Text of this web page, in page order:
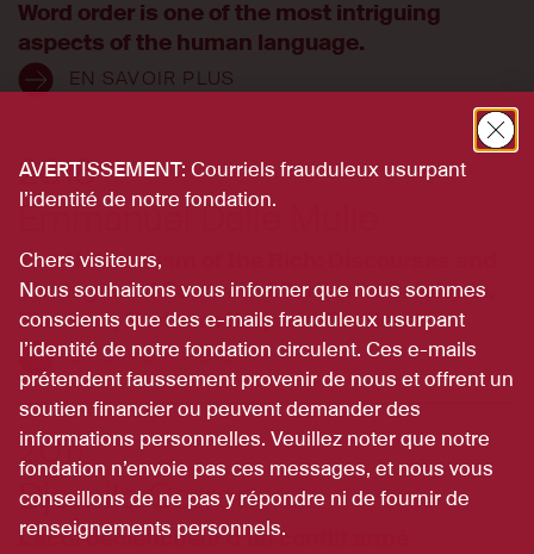
Word order is one of the most intriguing
aspects of the human language.
EN SAVOIR PLUS
2018
The Nationalism of the Rich: Discourses and
Strategies of Separatist Parties in Catalonia,
Flanders, Northern Italy and Scotland
EN SAVOIR PLUS
2017
Djemila Carron
L’acte déclencheur d’un conflit armé
AVERTISSEMENT: Courriels frauduleux usurpant
l’identité de notre fondation.
Chers visiteurs,
Nous souhaitons vous informer que nous sommes
conscients que des e-mails frauduleux usurpant
l’identité de notre fondation circulent. Ces e-mails
prétendent faussement provenir de nous et offrent un
soutien financier ou peuvent demander des
informations personnelles. Veuillez noter que notre
fondation n’envoie pas ces messages, et nous vous
conseillons de ne pas y répondre ni de fournir de
renseignements personnels.